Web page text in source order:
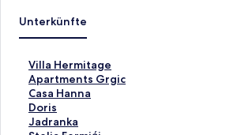
Unterkünfte
Villa Hermitage
L
i
n
k
,
Apartments Grgic
L
i
n
k
Casa Hanna
L
i
n
Doris
L
iJadranka
L